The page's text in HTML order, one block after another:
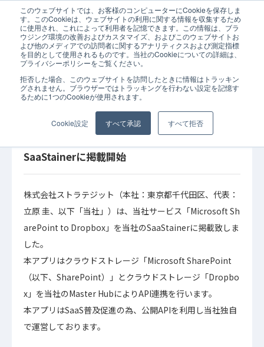
このウェブサイトでは、お客様のコンピューターにCookieを保存しま
す。このCookieは、ウェブサイトの利用に関する情報を収集するため
に使用され、これによって利用者を記憶できます。この情報は、ブラ
ウジング環境の改善およびカスタマイズ、およびこのウェブサイトお
よび他のメディアでの訪問者に関するアナリティクスおよび測定指標
を目的として使用されるものです。当社のCookieについての詳細は、
プライバシーポリシーをご覧ください。
拒否した場合、このウェブサイトを訪問したときに情報はトラッキン
グされません。ブラウザーではトラッキングを行わない設定を記憶す
るために1つのCookieが使用されます。
Cookie設定 すべて承認 すべて拒否
ホーム お知らせ API連携 MasterHub SaaStainer iPaaS
2021年08月
30日
API連携 iPaaS
SaaStainer
お知らせ
MasterHub
ドキュメントの追加や更新を自動API連携する
「Microsoft SharePoint to Dropbox」を
SaaStainerに掲載開始
株式会社ストラテジット（本社：東京都千代田区、代表：
立原 圭、以下「当社」）は、当社サービス「Microsoft Sh
arePoint to Dropbox」を当社のSaaStainerに掲載致しま
した。
本アプリはクラウドストレージ「Microsoft SharePoint
（以下、SharePoint）」とクラウドストレージ「Dropbo
x」を当社のMaster HubによりAPI連携を行います。
本アプリはSaaS普及促進の為、公開APIを利用し当社独自
で運営しております。